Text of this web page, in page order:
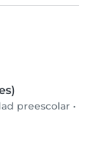
preescolar •